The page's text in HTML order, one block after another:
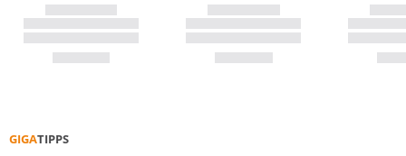
GIGATIPPS